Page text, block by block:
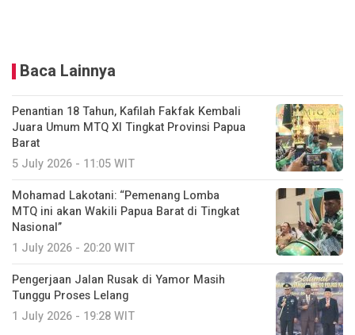
Baca Lainnya
Penantian 18 Tahun, Kafilah Fakfak Kembali
Juara Umum MTQ XI Tingkat Provinsi Papua
Barat
5 July 2026 - 11:05 WIT
Mohamad Lakotani: “Pemenang Lomba
MTQ ini akan Wakili Papua Barat di Tingkat
Nasional”
1 July 2026 - 20:20 WIT
Pengerjaan Jalan Rusak di Yamor Masih
Tunggu Proses Lelang
1 July 2026 - 19:28 WIT